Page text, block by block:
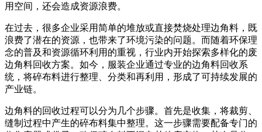
用空间，还会造成资源浪费。
在过去，很多企业采用简单的堆放或直接焚烧处理边角料，既
浪费了潜在的资源，也带来了环境污染的问题。而随着环保理
念的普及和资源循环利用的重视，行业内开始探索多样化的废
边角料回收方案。如今，服装企业通过专业的边角料回收系
统，将碎布料进行整理、分类和再利用，形成了可持续发展的
产业链。
边角料的回收过程可以分为几个步骤。首先是收集，将裁剪、
缝制过程中产生的碎布料集中整理。这一步骤需要配备专门的